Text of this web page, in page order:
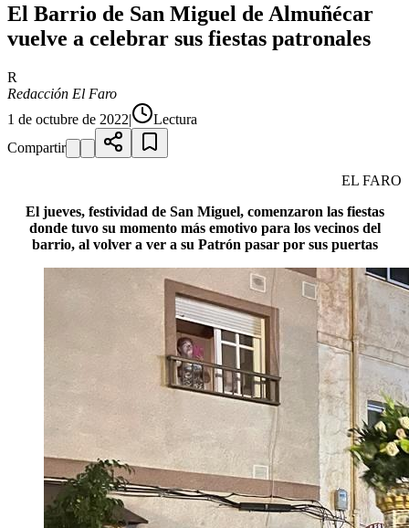
El Barrio de San Miguel de Almuñécar
vuelve a celebrar sus fiestas patronales
R
Redacción El Faro
1 de octubre de 2022|
Lectura
Compartir
EL FARO
El jueves, festividad de San Miguel, comenzaron las fiestas
donde tuvo su momento más emotivo para los vecinos del
barrio, al volver a ver a su Patrón pasar por sus puertas